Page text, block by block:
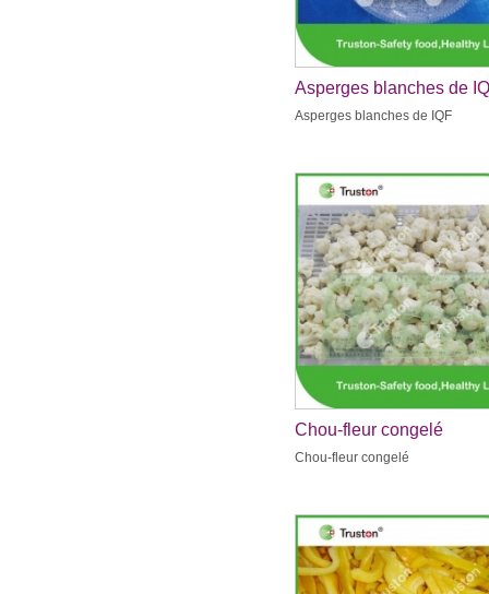
Asperges blanches de
Asperges blanches de IQF
Chou-fleur congelé
Chou-fleur congelé